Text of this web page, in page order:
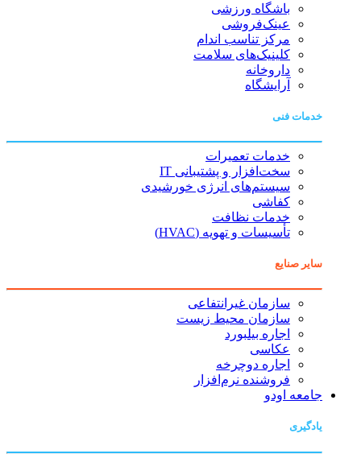
باشگاه ورزشی
عینک‌فروشی
مرکز تناسب اندام
کلینیک‌های سلامت
داروخانه
آرایشگاه
خدمات فنی
خدمات تعمیرات
سخت‌افزار و پشتیبانی IT
سیستم‌های انرژی خورشیدی
کفاشی
خدمات نظافت
تأسیسات و تهویه (HVAC)
سایر صنایع
سازمان غیرانتفاعی
سازمان محیط زیست
اجاره بیلبورد
عکاسی
اجاره دوچرخه
فروشنده نرم‌افزار
جامعه اودو
یادگیری